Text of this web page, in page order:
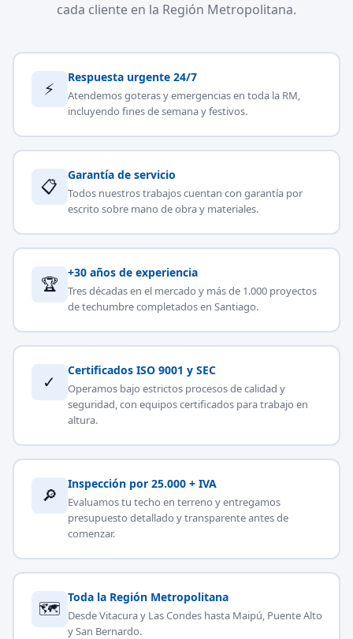
cada cliente en la Región Metropolitana.
⚡
Respuesta urgente 24/7
Atendemos goteras y emergencias en toda la RM,
incluyendo fines de semana y festivos.
📋
Garantía de servicio
Todos nuestros trabajos cuentan con garantía por
escrito sobre mano de obra y materiales.
🏆
+30 años de experiencia
Tres décadas en el mercado y más de 1.000 proyectos
de techumbre completados en Santiago.
✓
Certificados ISO 9001 y SEC
Operamos bajo estrictos procesos de calidad y
seguridad, con equipos certificados para trabajo en
altura.
🔎
Inspección por 25.000 + IVA
Evaluamos tu techo en terreno y entregamos
presupuesto detallado y transparente antes de
comenzar.
🗺
Toda la Región Metropolitana
Desde Vitacura y Las Condes hasta Maipú, Puente Alto
y San Bernardo.